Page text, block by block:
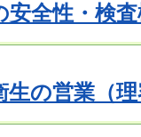
安全性・検
生の営業（